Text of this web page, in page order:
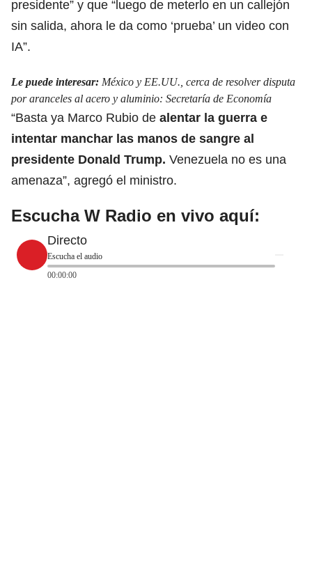
presidente” y que “luego de meterlo en un callejón
sin salida, ahora le da como ‘prueba’ un video con
IA”.
Le puede interesar: México y EE.UU., cerca de resolver disputa
por aranceles al acero y aluminio: Secretaría de Economía
“Basta ya Marco Rubio de alentar la guerra e
intentar manchar las manos de sangre al
presidente Donald Trump. Venezuela no es una
amenaza”, agregó el ministro.
Escucha W Radio en vivo aquí:
Directo
Escucha el audio
00:00:00